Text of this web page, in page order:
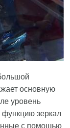
основную
уровень
зеркал
с помощью